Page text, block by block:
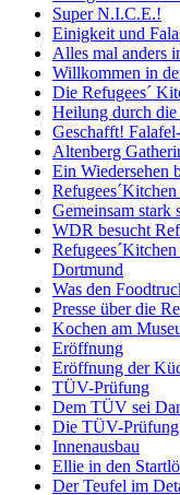
Super N.I.C.E.!
Einigkeit und
Alles mal anders
Willkommen in
Die Refugees´
Heilung durch die
Geschafft!
Altenberg
Ein Wiedersehen
Gemeinsam stark
WDR besucht
Dortmund
Was den
Presse über die
Kochen am
Eröffnung
Eröffnung der
TÜV-Prüfung
Dem TÜV sei
Die TÜV-Prüfung
Innenausbau
Ellie in den
Der Teufel im